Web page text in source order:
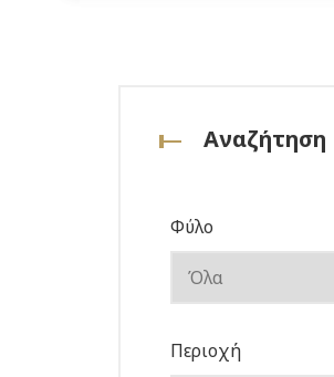
Αναζήτηση
Φύλο
Περιοχή